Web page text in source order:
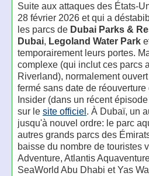
Suite aux attaques des États-
28 février 2026 et qui a
les parcs de Dubai Parks &
Dubai, Legoland Water Park
temporairement leurs portes.
complexe (qui inclut ces parcs
Riverland), normalement
fermé sans date de
Insider (dans un récent
sur le site officiel. À Dubaï, un
jusqu'à nouvel ordre: le parc
autres grands parcs des
baisse du nombre de touristes
Adventure, Atlantis
SeaWorld Abu Dhabi et Yas